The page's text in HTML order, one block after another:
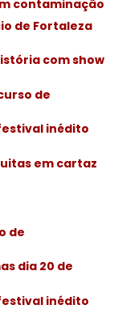
contaminação
de Fortaleza
com show
de
festival inédito
em cartaz
de
dia 20 de
festival inédito